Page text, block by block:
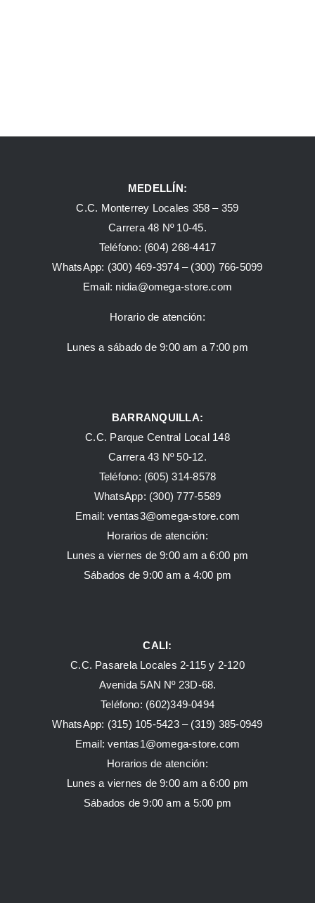
MEDELLÍN:
C.C. Monterrey Locales 358 – 359
Carrera 48 Nº 10-45.
Teléfono: (604) 268-4417
WhatsApp: (300) 469-3974 – (300) 766-5099
Email: nidia@omega-store.com
Horario de atención:
Lunes a sábado de 9:00 am a 7:00 pm
BARRANQUILLA:
C.C. Parque Central Local 148
Carrera 43 Nº 50-12.
Teléfono: (605) 314-8578
WhatsApp: (300) 777-5589
Email: ventas3@omega-store.com
Horarios de atención:
Lunes a viernes de 9:00 am a 6:00 pm
Sábados de 9:00 am a 4:00 pm
CALI:
C.C. Pasarela Locales 2-115 y 2-120
Avenida 5AN Nº 23D-68.
Teléfono: (602)349-0494
WhatsApp: (315) 105-5423 – (319) 385-0949
Email:ventas1@omega-store.com
Horarios de atención:
Lunes a viernes de 9:00 am a 6:00 pm
Sábados de 9:00 am a 5:00 pm